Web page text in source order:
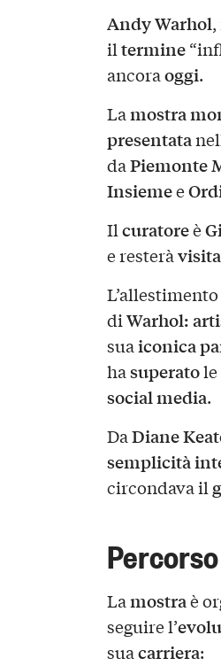
Andy Warhol
iltermine
ancoraoggi.
Lamostra
presentata
daPiemonte
Insiemee
Ilcuratoreè
e resterà
diWarhol: a
suaiconica
hasuperatole
social media.
DaDiane
semplicità
circondava il
Lamostraè
seguire l’
suacarriera: